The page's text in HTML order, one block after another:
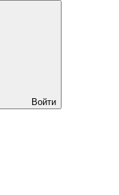
Войти